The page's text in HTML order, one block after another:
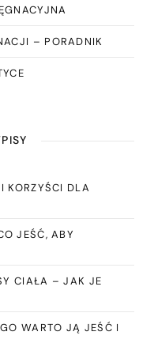
– PORADNIK
KORZYŚCI DLA
JEŚĆ, ABY
CIAŁA – JAK JE
WARTO JĄ JEŚĆ I